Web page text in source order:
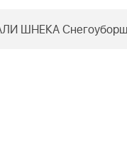
ШНЕКА